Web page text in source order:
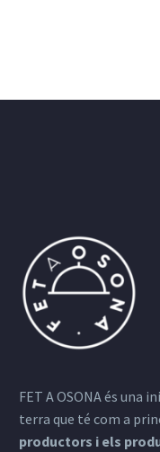
FET A OSONA és una
terra que té com a
productors i els